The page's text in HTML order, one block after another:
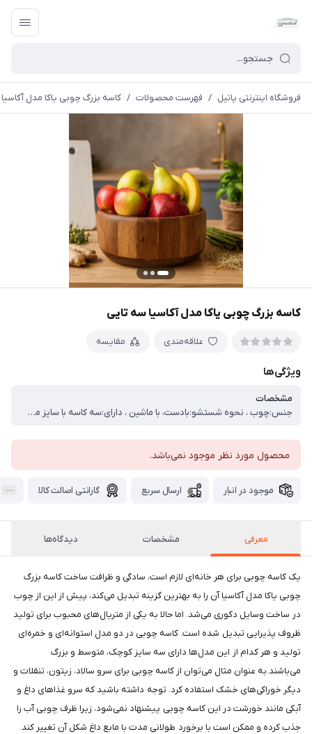
فروشگاه اینترنتی پاتیل / فهرست محصولات / کاسه بزرگ چوبی یاکا مدل
کاسه بزرگ چوبی یاکا مدل آکاسیا سه تایی
علاقه‌مندی مقایسه
ویژگی‌ها
مشخصات
جنس:چوب ، نحوه شستشو:بادست، با ماشین ، دارای:سه کاسه با سایز متفاوت
محصول مورد نظر موجود نمی‌باشد.
موجود در انبار ارسال سریع گارانتی اصالت کالا
معرفی مشخصات دیدگاه‌ها
یک کاسه چوبی برای هر خانه‌ای لازم است، سادگی و ظرافت ساخت کاسه بزرگ
چوبی یاکا مدل آکاسیا آن را به بهترین گزینه تبدیل می‌کند، پیش از این از چوب
در ساخت وسایل دکوری می‌شد. اما حالا به یکی از متریال‌های محبوب برای تولید
ظروف پذیرایی تبدیل شده است. کاسه چوبی در دو مدل استوانه‌ای و خمره‌ای
تولید و هر کدام از این مدل‌ها دارای سه سایز کوچک، متوسط و بزرگ
می‌باشند.به عنوان مثال می‌توان از کاسه چوبی برای سرو سالاد، زیتون، تنقلات و
دیگر خوراکی‌های خشک استفاده کرد. توجه داشته باشید که سرو غذا‌های داغ و
آبکی مانند خورشت در این کاسه چوبی پیشنهاد نمی‌شود، زیرا ظرف چوبی آب را
جذب کرده و ممکن است با برخورد طولانی مدت با مابع داغ شکل آن تغییر کند.